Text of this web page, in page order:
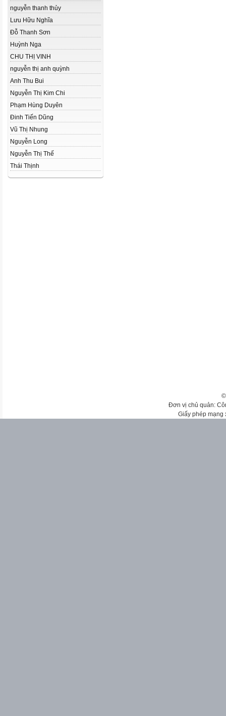
nguyễn thanh thủy
Lưu Hữu Nghĩa
Đỗ Thanh Sơn
Huỳnh Nga
CHU THỊ VINH
nguyễn thị anh quỳnh
Anh Thu Bui
Nguyễn Thị Kim Chi
Phạm Hùng Duyên
Đinh Tiến Dũng
Vũ Thị Nhung
Nguyễn Long
Nguyễn Thị Thế
Thái Thịnh
Đơn vị chủ quản:
Giấy phép mạng